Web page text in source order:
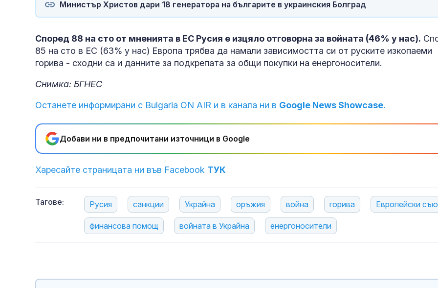
Министър Христов дари 18 генератора на българите в украинския Болград
Според 88 на сто от мненията в ЕС Русия е изцяло отговорна за войната (46% у нас).
85 на сто в ЕС (63% у нас) Европа трябва да намали зависимостта си от руските изкопаеми
горива - сходни са и данните за подкрепата за общи покупки на енергоносители.
Снимка: БГНЕС
Останете информирани с Bulgaria ON AIR и в канала ни в Google News Showcase.
Добави ни в предпочитани източници в Google
Харесайте страницата ни във Facebook ТУК
Тагове: Русия санкции Украйна оръжия война горива Европейски
финансова помощ войната в Украйна енергоносители